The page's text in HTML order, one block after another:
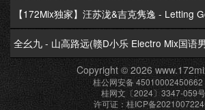
全幺九 - 山高路远(赣D小乐 Electro Mix国语
Copyright © 2026
桂公网安备 45010002450662
桂网文〔2024〕3347-059号
许可证：桂ICP备